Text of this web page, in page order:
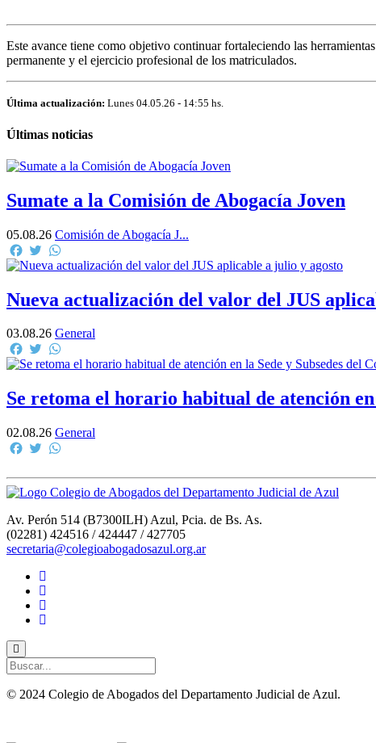
Este avance tiene como objetivo continuar fortaleciendo las
permanente y el ejercicio profesional de los matriculados.
Última actualización: Lunes 04.05.26 - 14:55 hs.
Últimas noticias
Sumate a la Comisión de Abogacía Joven
05.08.26 Comisión de Abogacía J...
Facebook
Twitter
Nueva actualización del valor del JUS
03.08.26 General
Facebook
Twitter
Se retoma el horario habitual de atención en
02.08.26 General
Facebook
Twitter
Av. Perón 514 (B7300ILH) Azul, Pcia. de Bs. As.
(02281) 424516 / 424447 / 427705
secretaria@colegioabogadosazul.org.ar
© 2024 Colegio de Abogados del Departamento Judicial de Azul.